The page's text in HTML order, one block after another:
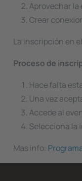
Aprovechar la
Crear
La inscripción en
Proceso de
Hace falta
Una vez
Accede al
Selecciona la
Mas info: